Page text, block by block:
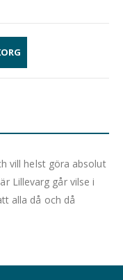
vill helst göra absolut
Lillevarg går vilse i
alla då och då